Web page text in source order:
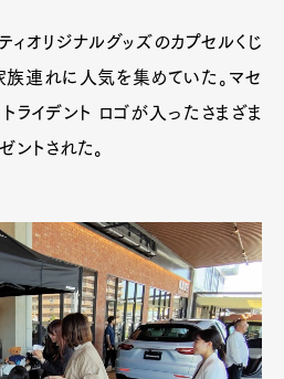
オリジナルグッズのカプセルくじ
族連れに人気を集めていた。マセ
ライデント ロゴが入ったさまざま
ントされた。